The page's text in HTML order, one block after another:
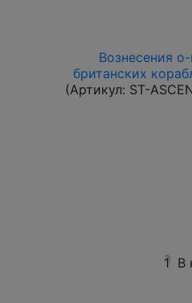
Вознесения
британских
(Артикул: ST-
1 В